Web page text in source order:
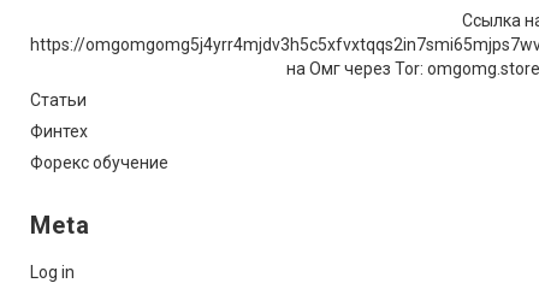
Ссылка
https://
на Омг через Tor:
Статьи
Финтех
Форекс обучение
Meta
Log in